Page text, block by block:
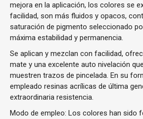
mejora en la aplicación, los colores se
facilidad, son más fluidos y opacos,
saturación de pigmento seleccionado
máxima estabilidad y permanencia.
Se aplican y mezclan con facilidad,
mate y una excelente auto nivelación
muestren trazos de pincelada. En su
empleado resinas acrílicas de última
extraordinaria resistencia.
Modo de empleo: Los colores han sido